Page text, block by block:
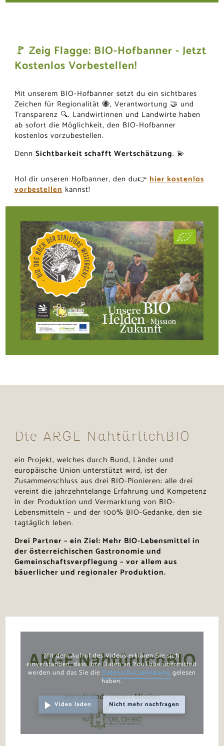
🚩 Zeig Flagge: BIO-Hofbanner - Jetzt
Kostenlos Vorbestellen!
Mit unserem BIO-Hofbanner setzt du ein sichtbares
Zeichen für Regionalität 🐝, Verantwortung 🤝 und
Transparenz 🔍. Landwirtinnen und Landwirte haben
ab sofort die Möglichkeit, den BIO-Hofbanner
kostenlos vorzubestellen.
Denn Sichtbarkeit schafft Wertschätzung. 💫
Hol dir unseren Hofbanner, den du👉hier kostenlos
vorbestellenkannst!
Mit dem Aufruf des Videos erklären Sie sich
einverstanden, dass Ihre Daten an YouTube übermittelt
werden und das Sie die Datenschutzerklärung gelesen
haben.
Video laden Nicht mehr nachfragen
Die ARGE NahtürlichBIO
ein Projekt, welches durch Bund, Länder und
europäische Union unterstützt wird, ist der
Zusammenschluss aus drei BIO-Pionieren: alle drei
vereint die jahrzehntelange Erfahrung und Kompetenz
in der Produktion und Vermarktung von BIO-
Lebensmitteln – und der 100% BIO-Gedanke, den sie
tagtäglich leben.
Drei Partner – ein Ziel: Mehr BIO-Lebensmittel in
der österreichischen Gastronomie und
Gemeinschaftsverpflegung – vor allem aus
bäuerlicher und regionaler Produktion.